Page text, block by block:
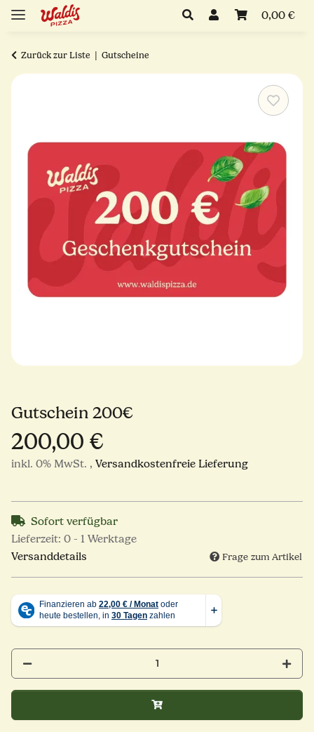
0,00 €
Zurück zur Liste Gutscheine
Gutschein 200€
200,00 €
inkl. 0% MwSt. , Versandkostenfreie Lieferung
Sofort verfügbar
Lieferzeit: 0 - 1 Werktage
Versanddetails
Frage zum Artikel